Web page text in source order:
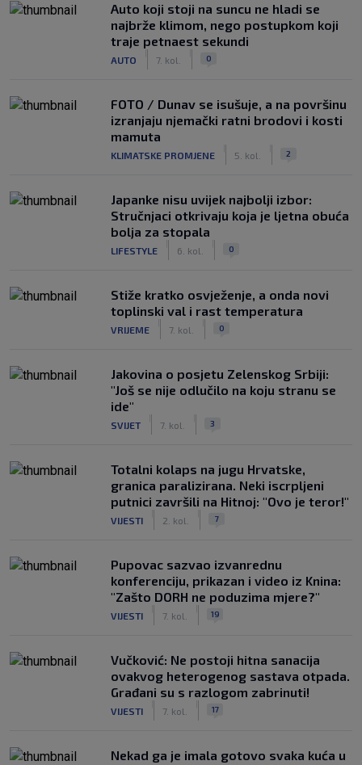
Auto koji stoji na suncu ne hladi se
najbrže klimom, nego postupkom koji
traje petnaest sekundi
AUTO 7. kol. 0
FOTO / Dunav se isušuje, a na površinu
izranjaju njemački ratni brodovi i kosti
mamuta
KLIMATSKE PROMJENE 5. kol. 2
Japanke nisu uvijek najbolji izbor:
Stručnjaci otkrivaju koja je ljetna obuća
bolja za stopala
LIFESTYLE 6. kol. 0
Stiže kratko osvježenje, a onda novi
toplinski val i rast temperatura
VRIJEME 7. kol. 0
Jakovina o posjetu Zelenskog Srbiji:
"Još se nije odlučilo na koju stranu se
ide"
SVIJET 7. kol. 3
Totalni kolaps na jugu Hrvatske,
granica paralizirana. Neki iscrpljeni
putnici završili na Hitnoj: "Ovo je teror!"
VIJESTI 2. kol. 7
Pupovac sazvao izvanrednu
konferenciju, prikazan i video iz Knina:
"Zašto DORH ne poduzima mjere?"
VIJESTI 7. kol. 19
Vučković: Ne postoji hitna sanacija
ovakvog heterogenog sastava otpada.
Građani su s razlogom zabrinuti!
VIJESTI 7. kol. 17
Nekad ga je imala gotovo svaka kuća u